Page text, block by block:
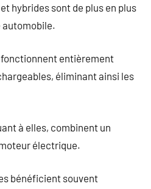
hybrides sont de plus en plus
automobile.
entièrement
éliminant ainsi les
à elles, combinent un
électrique.
bénéficient souvent